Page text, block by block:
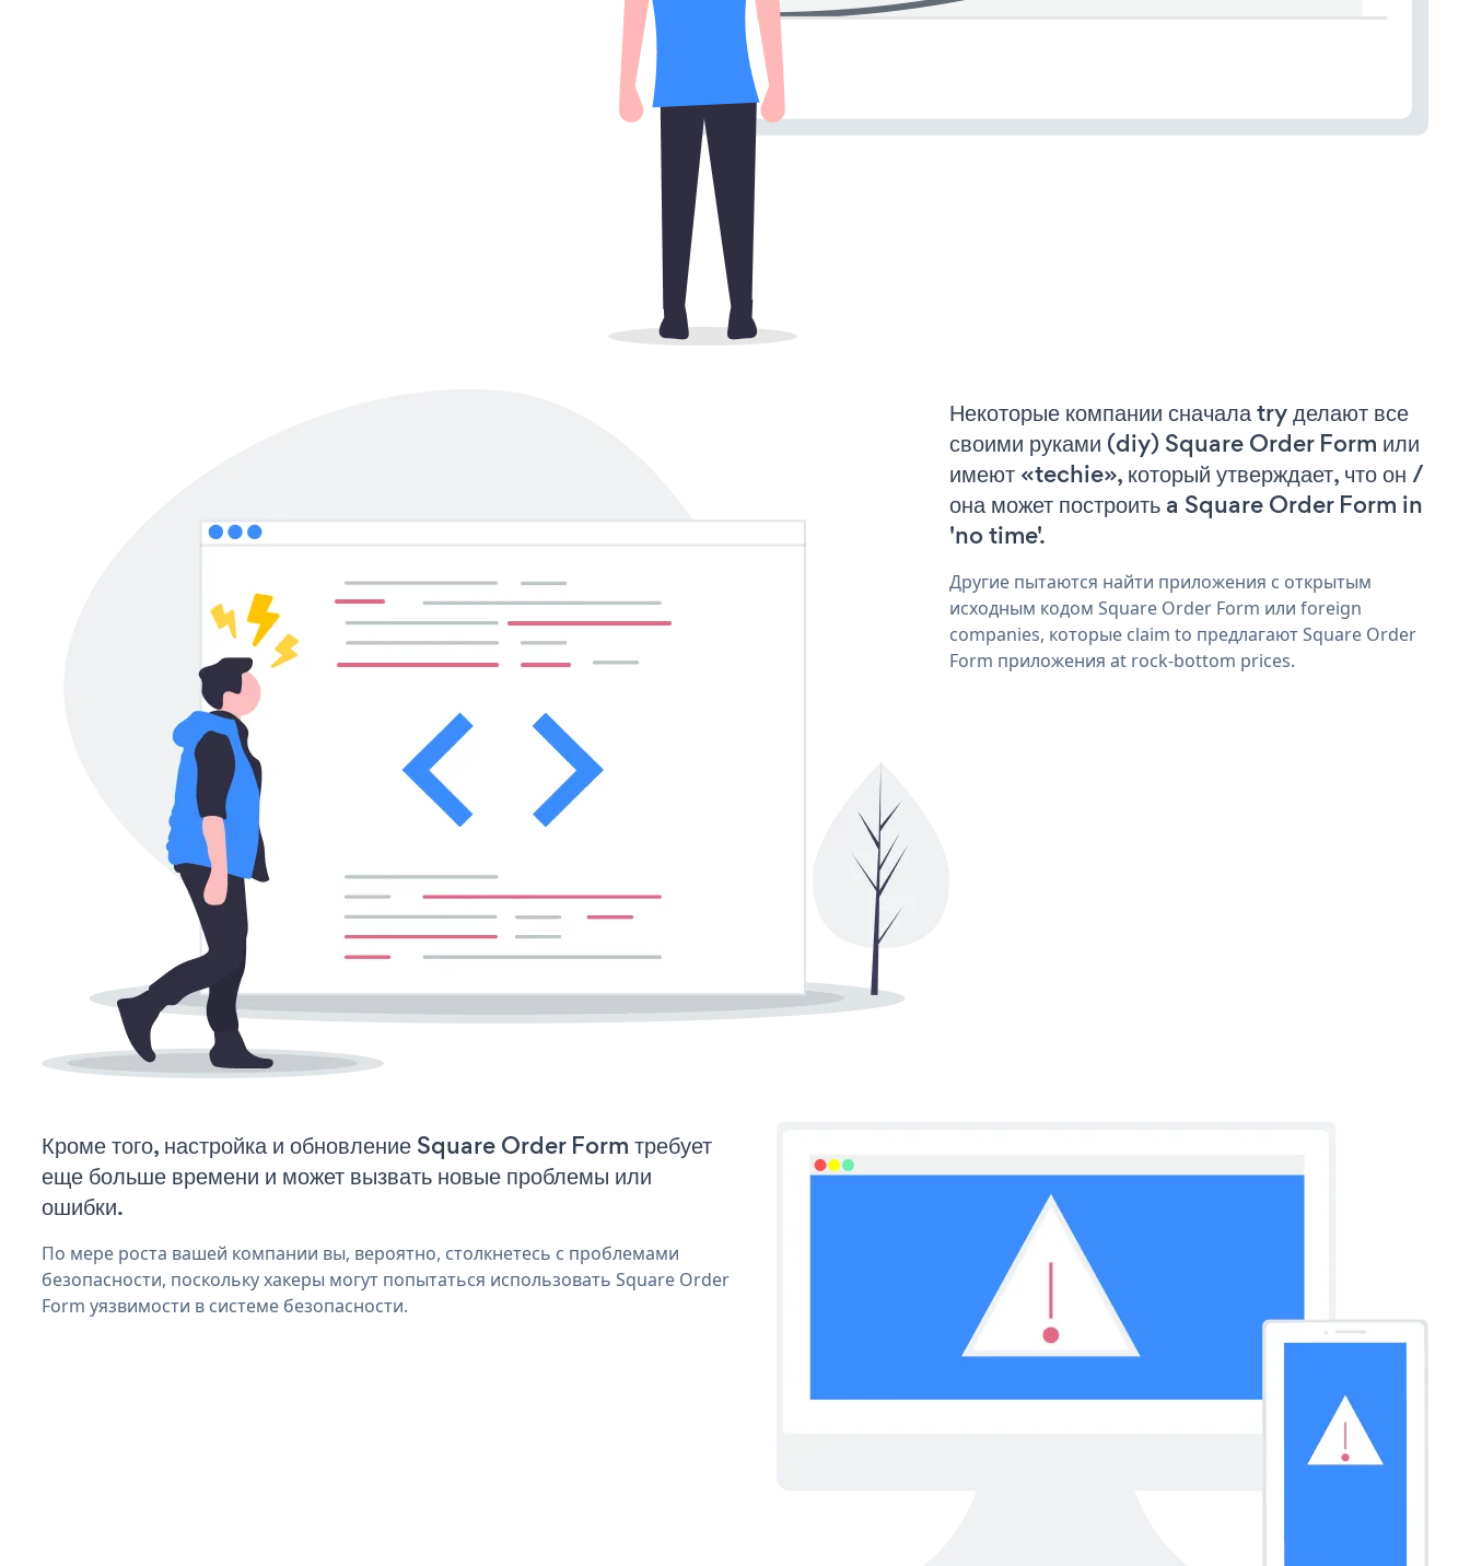
Некоторые компании сначала try делают все
своими руками (diy) Square Order Form или
имеют «techie», который утверждает, что он /
она может построить a Square Order Form in
'no time'.
Другие пытаются найти приложения с открытым
исходным кодом Square Order Form или foreign
companies, которые claim to предлагают Square Order
Form приложения at rock-bottom prices.
Кроме того, настройка и обновление Square Order Form требует
еще больше времени и может вызвать новые проблемы или
ошибки.
По мере роста вашей компании вы, вероятно, столкнетесь с проблемами
безопасности, поскольку хакеры могут попытаться использовать Square Order
Form уязвимости в системе безопасности.